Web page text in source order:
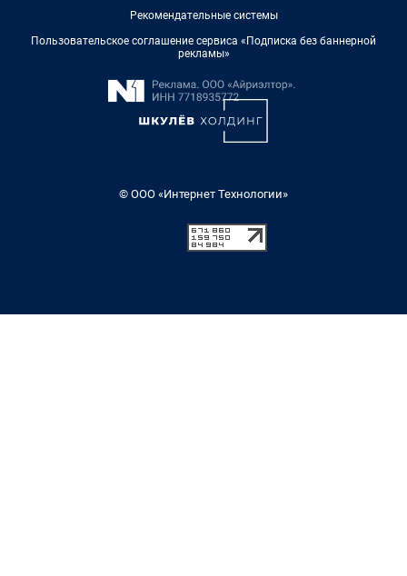
Рекомендательные системы
Пользовательское соглашение сервиса «Подписка без баннерной
рекламы»
© ООО «Интернет Технологии»